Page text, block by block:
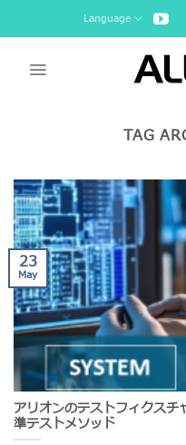
to
Language
TAG
アリオンのテストフィクス
準テストメソッド
23
May